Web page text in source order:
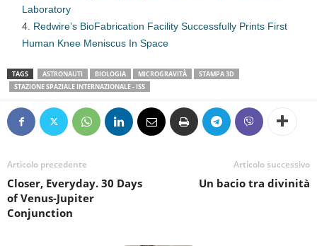
Laboratory
Redwire’s BioFabrication Facility Successfully Prints First
Human Knee Meniscus In Space
TAGS ASTRONAUTI BIOLOGIA MICROGRAVITÀ
STAMPA 3D
STAZIONE SPAZIALE INTERNAZIONALE - ISS
Articolo precedente
Closer, Everyday. 30 Days
of Venus-Jupiter
Conjunction
Articolo successivo
Un bacio tra divinità